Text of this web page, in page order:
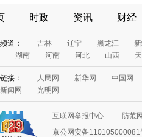
时政 资讯 财经
道： 吉林 辽宁 黑龙江
湖南 河南 河北 山西
接： 人民网 新华网
中国网
闻网
光明网
互联网举报中心
防范
京公网安备110105000081